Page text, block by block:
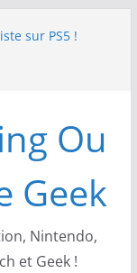
sur PS5 !
est de
Turtle Beach X
Ou
Geek
Nintendo,
et Geek !